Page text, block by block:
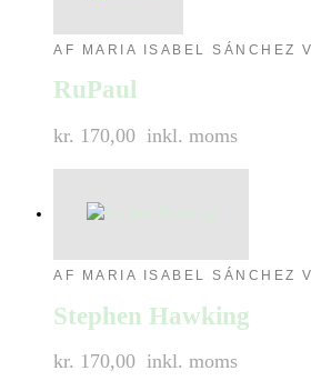
AF MARIA ISABEL SÁNCHEZ
RuPaul
kr. 170,00 inkl. moms
AF MARIA ISABEL SÁNCHEZ
Stephen Hawking
kr. 170,00 inkl. moms